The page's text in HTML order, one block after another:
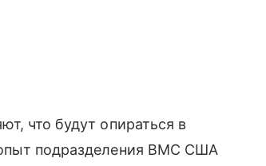
что будут опираться в
подразделения ВМС США